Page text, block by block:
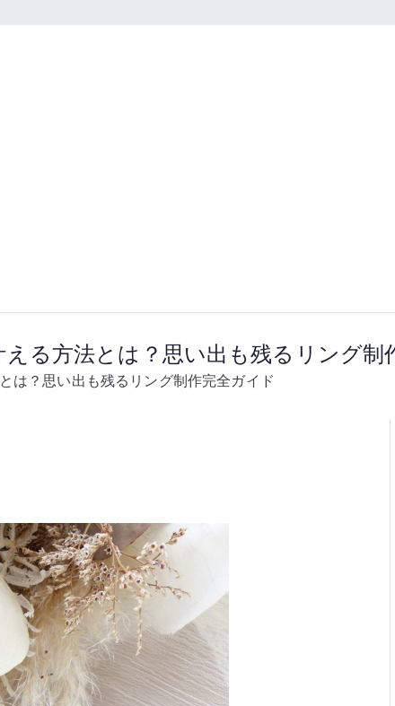
る方法とは？思い出も残るリング制
は？思い出も残るリング制作完全ガイド